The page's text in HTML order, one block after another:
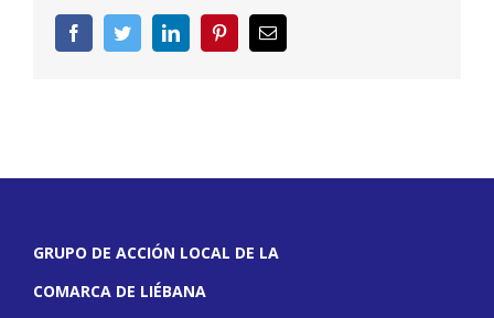
FacebookTwitterLinkedInPinterestCorreo
electrónico
GRUPO DE ACCIÓN LOCAL DE LA
COMARCA DE LIÉBANA